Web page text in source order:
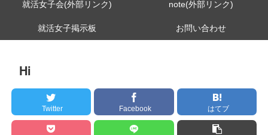
就活女子会(外部リンク) note(外部リンク)
就活女子掲示板 お問い合わせ
Hi
Twitter Facebook はてブ